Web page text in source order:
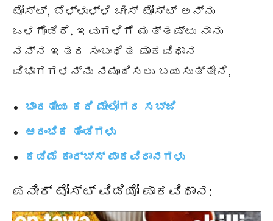
ಟೋಸ್ಟ್, ಬೆಳ್ಳುಳ್ಳಿ ಚೀಸ್ ಟೋಸ್ಟ್ ಅನ್ನು
ಒಳಗೊಂಡಿದೆ. ಇವುಗಳಿಗೆ ಮತ್ತಷ್ಟು ನಾನು
ನನ್ನ ಇತರ ಸಂಬಂಧಿತ ಪಾಕವಿಧಾನ
ವಿಭಾಗಗಳನ್ನು ನಮೂದಿಸಲು ಬಯಸುತ್ತೇನೆ,
ಭಾರತೀಯ ಕರಿ ಮೇಲೋಗರ ಸಬ್ಜಿ
ಆರಂಭಿಕ ತಿಂಡಿಗಳು
ಕಡಿಮೆ ಕಾರ್ಬ್ಸ್ ಪಾಕವಿಧಾನಗಳು
ಪನೀರ್ ಟೋಸ್ಟ್ ವಿಡಿಯೋ ಪಾಕವಿಧಾನ: